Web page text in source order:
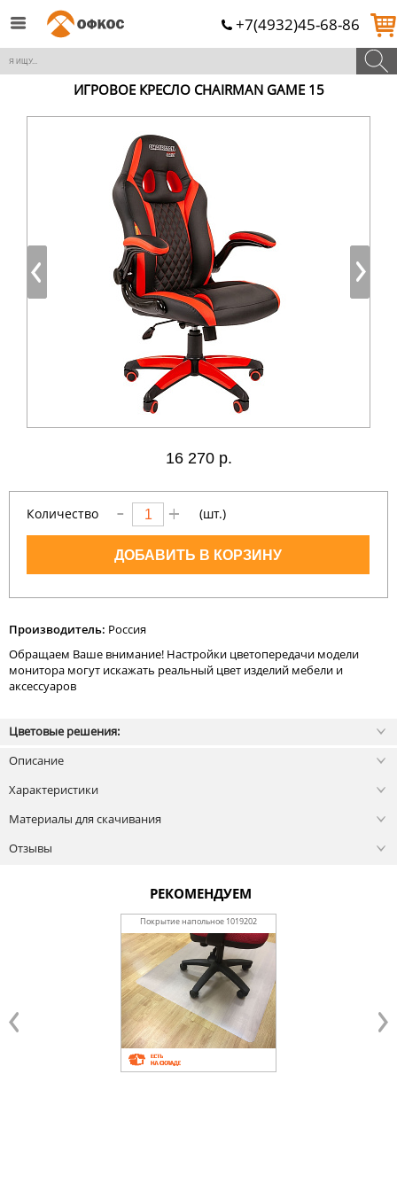
+7(4932)45-68-86
ИГРОВОЕ КРЕСЛО CHAIRMAN GAME 15
16270 р.
Количество (шт.)
ДОБАВИТЬ В КОРЗИНУ
Производитель: Россия
Обращаем Ваше внимание! Настройки цветопередачи модели
монитора могут искажать реальный цвет изделий мебели и
аксессуаров
Цветовые решения:
Описание
Характеристики
Материалы для скачивания
Отзывы
РЕКОМЕНДУЕМ
Покрытие напольное 1019202